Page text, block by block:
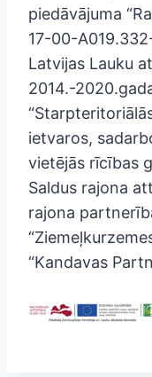
piedāvājuma
17-00-
Latvijas Lauku
2014.-
ietvaros,
vietējās rīcības
Saldus rajona
rajona
“Kandavas